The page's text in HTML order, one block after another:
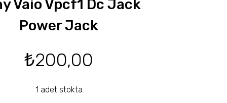
Vaio Vpcf1 Dc Jack
Power Jack
₺200,00
1 adet stokta